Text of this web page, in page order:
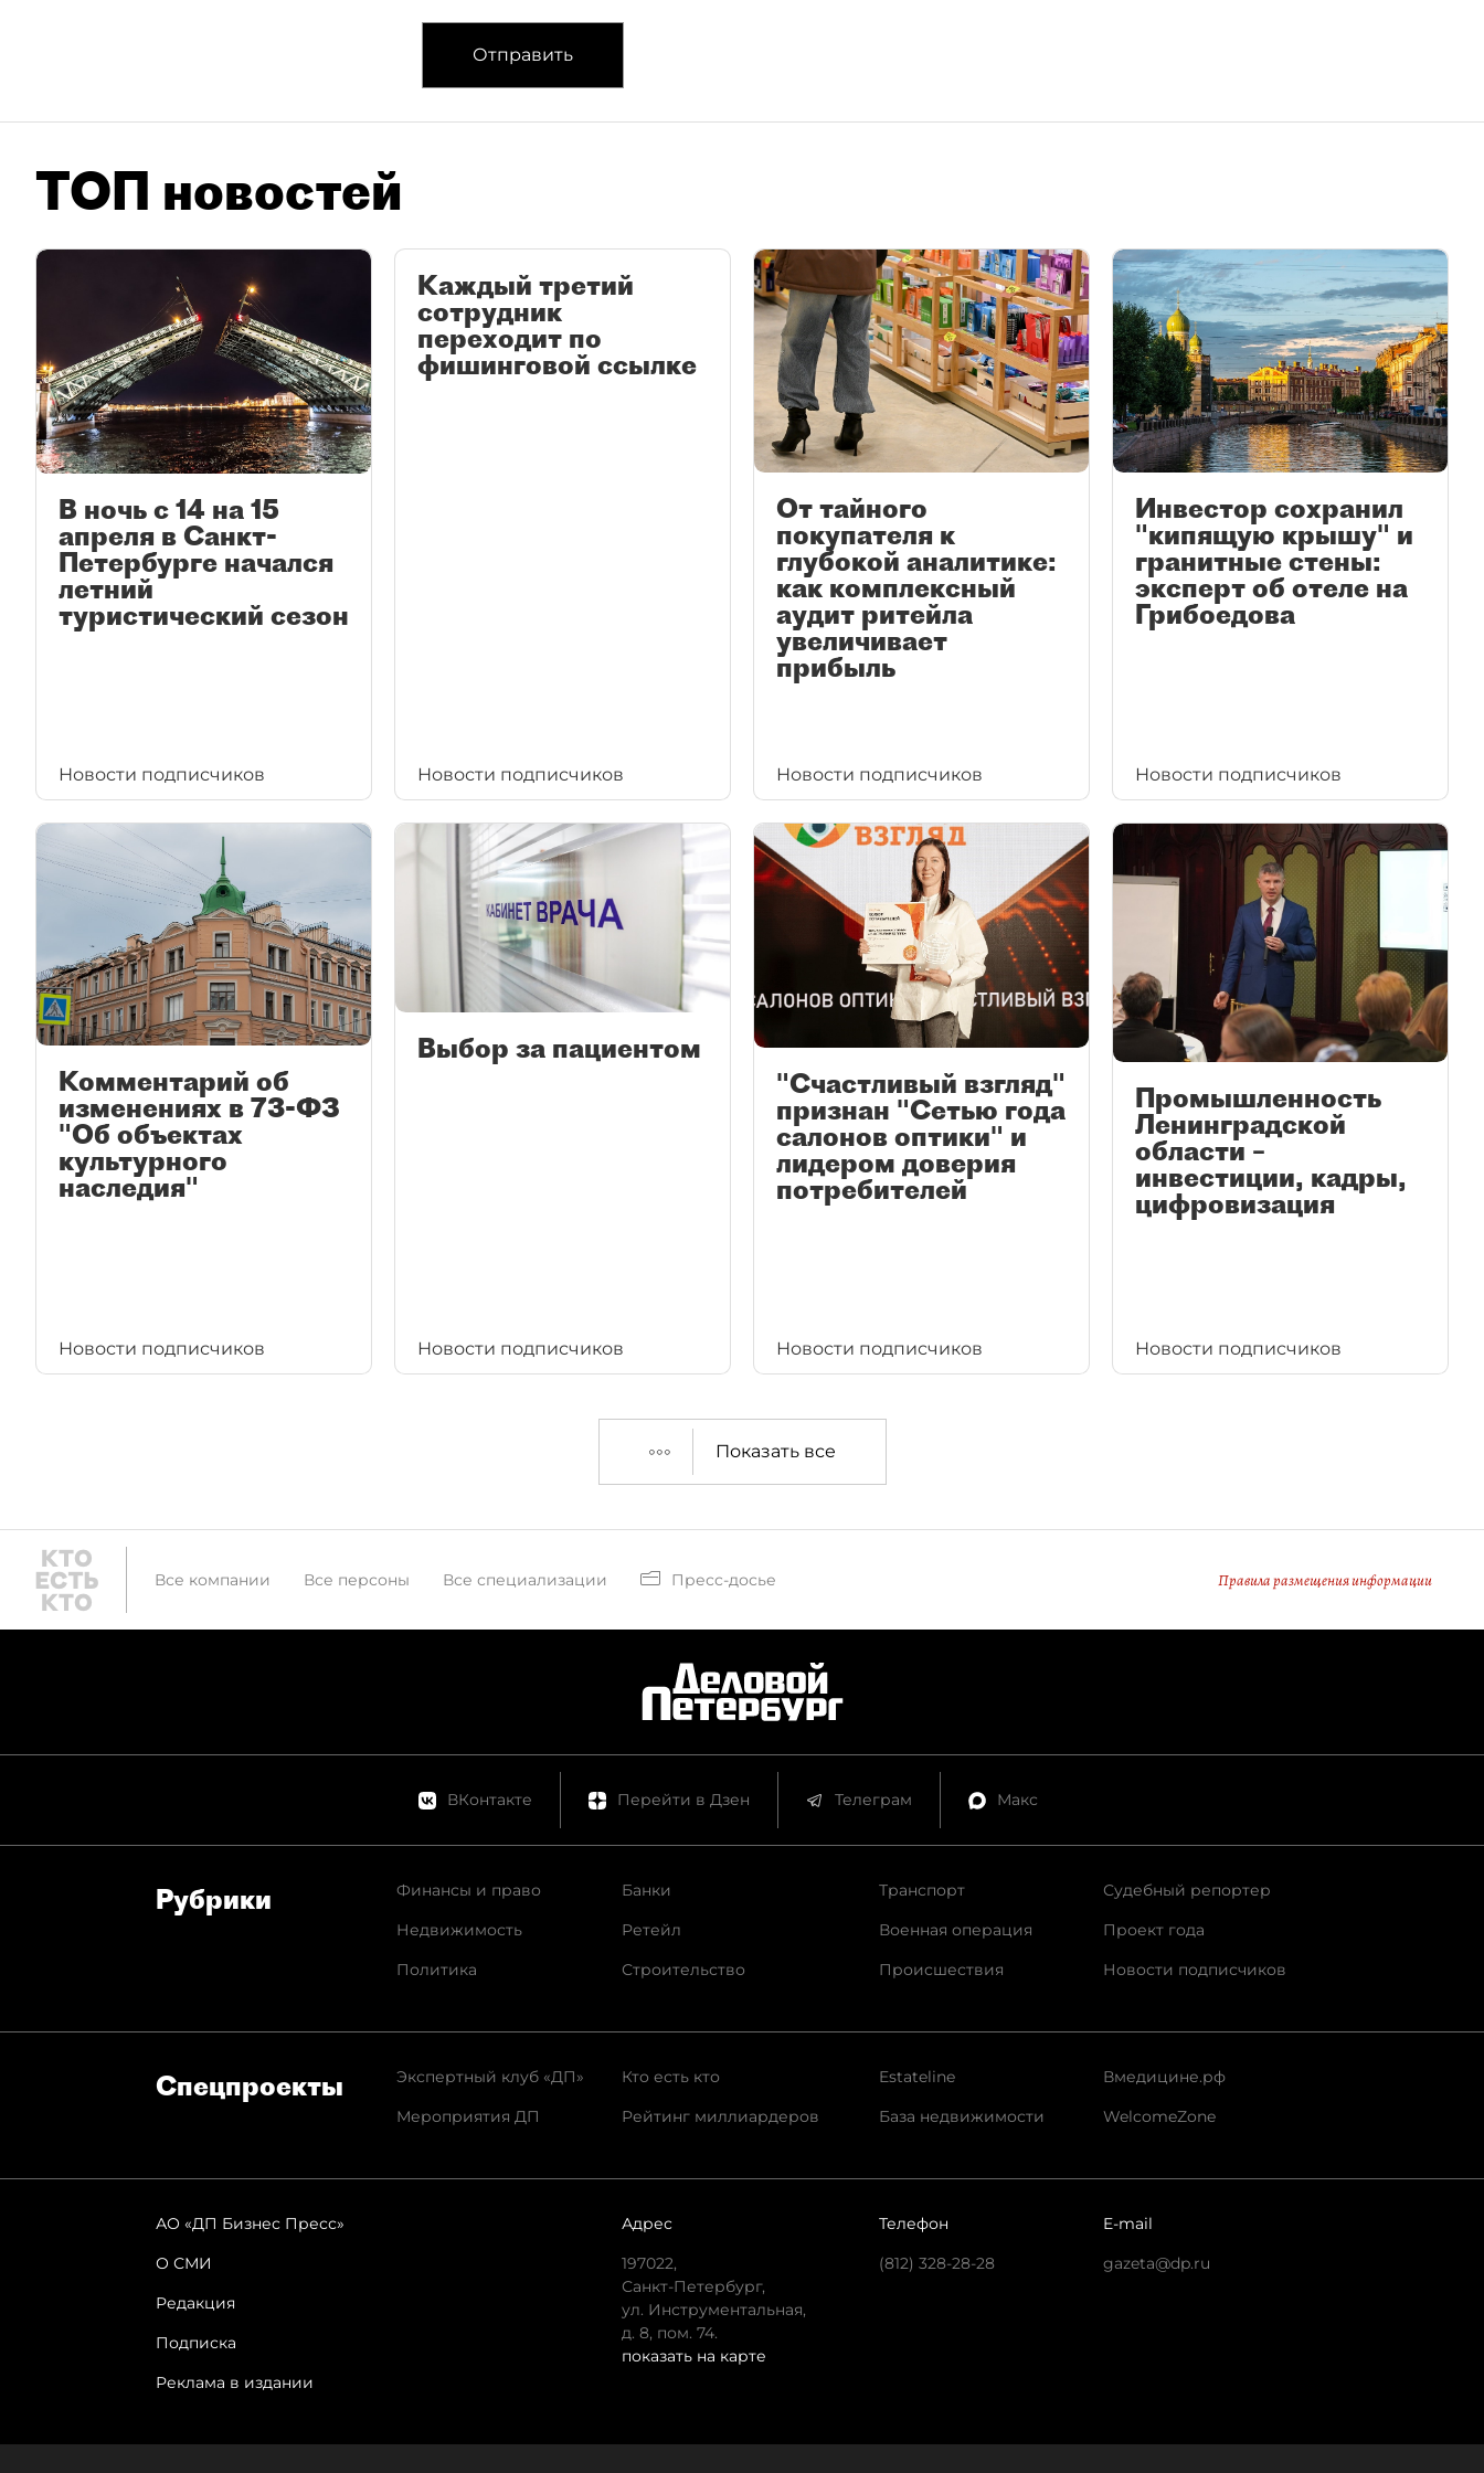
Отправить
ТОП новостей
В ночь с 14 на 15
апреля в Санкт-
Петербурге начался
летний
туристический сезон
Новости подписчиков
Каждый третий
сотрудник
переходит по
фишинговой ссылке
Новости подписчиков
От тайного
покупателя к
глубокой аналитике:
как комплексный
аудит ритейла
увеличивает
прибыль
Новости подписчиков
Инвестор сохранил
"кипящую крышу" и
гранитные стены:
эксперт об отеле на
Грибоедова
Новости подписчиков
Комментарий об
изменениях в 73-ФЗ
"Об объектах
культурного
наследия"
Новости подписчиков
Выбор за пациентом
Новости подписчиков
"Счастливый взгляд"
признан "Сетью года
салонов оптики" и
лидером доверия
потребителей
Новости подписчиков
Промышленность
Ленинградской
области –
инвестиции, кадры,
цифровизация
Новости подписчиков
Показать все
Все компании Все персоны Все специализации Пресс-досье Правила размещения информации
ВКонтакте Перейти в Дзен Телеграм Макс
Рубрики
Финансы и право
Недвижимость
Политика
Банки
Ретейл
Строительство
Транспорт
Военная операция
Происшествия
Судебный репортер
Проект года
Новости подписчиков
Спец­проекты
Экспертный клуб «ДП»
Мероприятия ДП
Кто есть кто
Рейтинг миллиардеров
Estateline
База недвижимости
Вмедицине.рф
WelcomeZone
АО «ДП Бизнес Пресс»
О СМИ
Редакция
Подписка
Реклама в издании
Адрес
197022,
Санкт-Петербург,
ул. Инструментальная,
д. 8, пом. 74.
показать на карте
Телефон
(812) 328-28-28
E-mail
gazeta@dp.ru